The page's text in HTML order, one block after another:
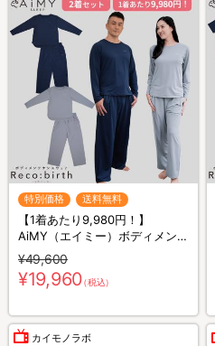
特別価格 送料無料
【1着あたり9,980円！】
AiMY（エイミー）ボディメンテ
ナンスウェア リカバース／長袖
長ズボン／2着セット／上下セ
ット／リカバリーウェア
¥49,600
¥19,960（税込）
カイモノラボ